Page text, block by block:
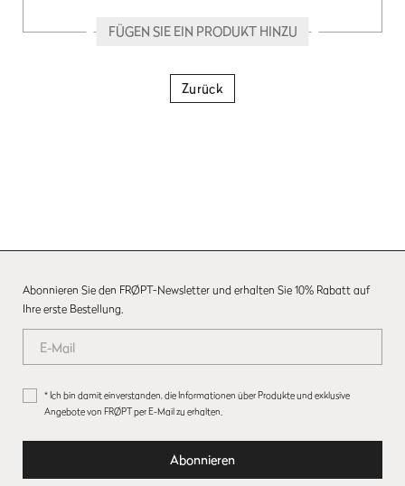
FÜGEN SIE EIN PRODUKT HINZU
Zurück
Abonnieren Sie den FRØPT-Newsletter und erhalten Sie 10% Rabatt auf
Ihre erste Bestellung.
* Ich bin damit einverstanden, die Informationen über Produkte und exklusive
Angebote von FRØPT per E-Mail zu erhalten.